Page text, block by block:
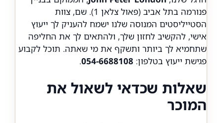
פנורמה בתל אביב (פאול צלאן 1). שם, צוות
הסטייליסטים המנוסה שלנו ישמח להעניק לך ייעוץ
אישי, להקשיב לחזון שלך, ולהתאים לך את החליפה
שתחמיא לך ביותר ותשקף את מי שאתה. תוכל לקבוע
פגישת ייעוץ בטלפון: 054-6688108
.
שאלות שכדאי לשאול את
המוכר